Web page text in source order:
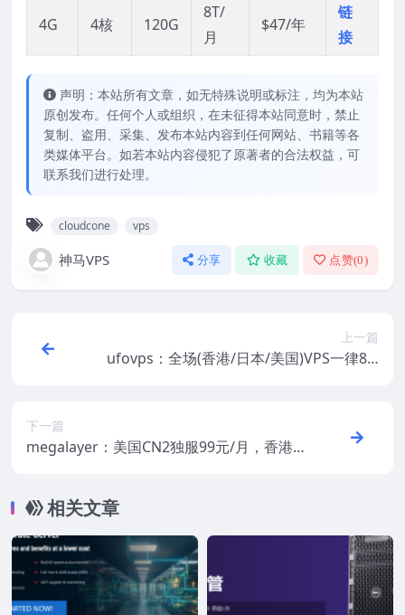
4G 4核 120G
8T/
月
$47/年
链
接
声明：本站所有文章，如无特殊说明或标注，均为本站
原创发布。任何个人或组织，在未征得本站同意时，禁止
复制、盗用、采集、发布本站内容到任何网站、书籍等各
类媒体平台。如若本站内容侵犯了原著者的合法权益，可
联系我们进行处理。
cloudcone vps
神马VPS 分享 收藏 点赞(0)
上一篇
ufovps：全场(香港/日本/美国)VPS一律8.5
下一篇
megalayer：美国CN2独服99元/月，香港C
相关文章